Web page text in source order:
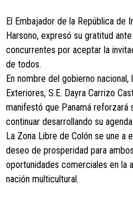
El Embajador de la República de
Harsono, expresó su gratitud
concurrentes por aceptar la
de todos.
En nombre del gobierno
Exteriores, S.E. Dayra Carrizo
manifestó que Panamá reforzará
continuar desarrollando su
La Zona Libre de Colón se une a
deseo de prosperidad para
oportunidades comerciales en la
nación multicultural.